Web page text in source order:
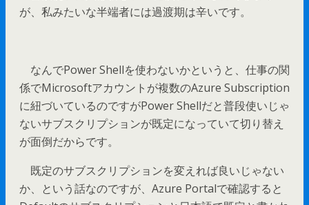
が、私みたいな半端者には過渡期は辛いです。
なんでPower Shellを使わないかというと、仕事の関
係でMicrosoftアカウントが複数のAzure Subscription
に紐づいているのですがPower Shellだと普段使いじゃ
ないサブスクリプションが既定になっていて切り替え
が面倒だからです。
既定のサブスクリプションを変えれば良いじゃない
か、という話なのですが、Azure Portalで確認すると